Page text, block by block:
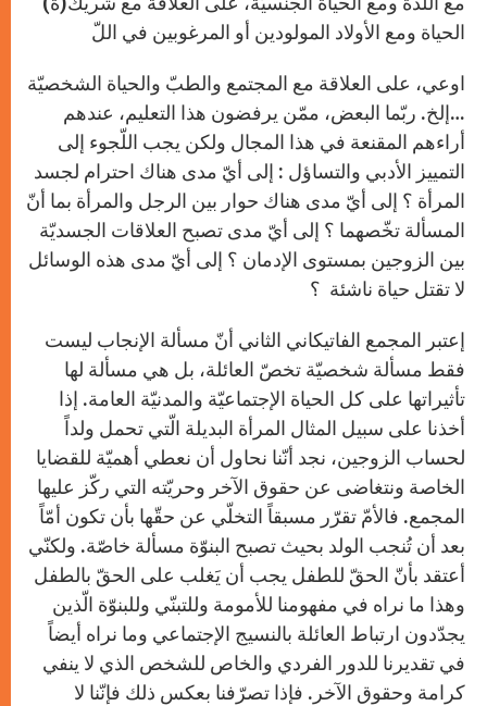
الحياة ومع الأولاد المولودين أو المرغوبين في اللّ
اوعي، على العلاقة مع المجتمع والطبّ والحياة الشخصيّة
…إلخ. ربّما البعض، ممّن يرفضون هذا التعليم، عندهم
أراءهم المقنعة في هذا المجال ولكن يجب اللّجوء إلى
التمييز الأدبي والتساؤل : إلى أيّ مدى هناك احترام لجسد
المرأة ؟ إلى أيّ مدى هناك حوار بين الرجل والمرأة بما أنّ
المسألة تخّصهما ؟ إلى أيّ مدى تصبح العلاقات الجسديّة
بين الزوجين بمستوى الإدمان ؟ إلى أيّ مدى هذه الوسائل
لا تقتل حياة ناشئة ؟
إعتبر المجمع الفاتيكاني الثاني أنّ مسألة الإنجاب ليست
فقط مسألة شخصيّة تخصّ العائلة، بل هي مسألة لها
تأثيراتها على كل الحياة الإجتماعيّة والمدنيّة العامة. إذا
أخذنا على سبيل المثال المرأة البديلة الّتي تحمل ولداً
لحساب الزوجين، نجد أنّنا نحاول أن نعطي أهميّة للقضايا
الخاصة ونتغاضى عن حقوق الآخر وحريّته التي ركّز عليها
المجمع. فالأمّ تقرّر مسبقاً التخلّي عن حقّها بأن تكون أمّاً
بعد أن تُنجب الولد بحيث تصبح البنوّة مسألة خاصّة. ولكنّي
أعتقد بأنّ الحقّ للطفل يجب أن يَغلب على الحقّ بالطفل
وهذا ما نراه في مفهومنا للأمومة وللتبنّي وللبنوّة الّذين
يجدّدون ارتباط العائلة بالنسيج الإجتماعي وما نراه أيضاً
في تقديرنا للدور الفردي والخاص للشخص الذي لا ينفي
كرامة وحقوق الآخر. فإذا تصرّفنا بعكس ذلك فإنّنا لا